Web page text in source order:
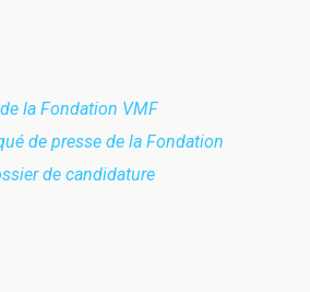
la Fondation VMF
de presse de la Fondation
de candidature